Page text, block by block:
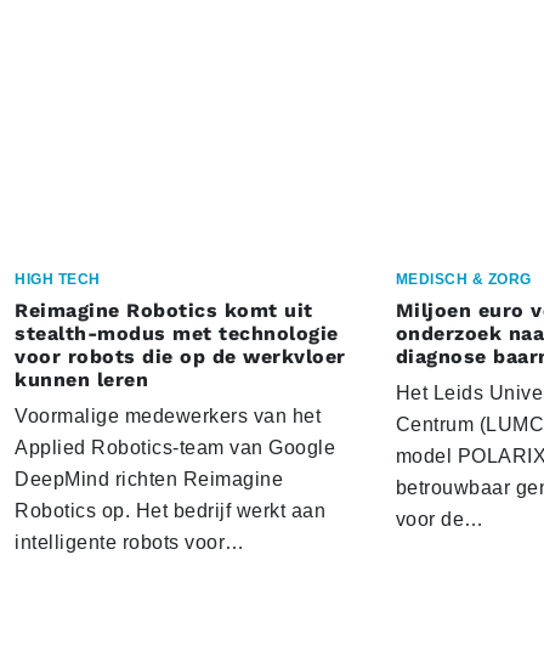
HIGH TECH
Reimagine Robotics komt uit
stealth-modus met technologie
voor robots die op de werkvloer
kunnen leren
Voormalige medewerkers van het
Applied Robotics-team van Google
DeepMind richten Reimagine
Robotics op. Het bedrijf werkt aan
intelligente robots voor…
MEDISCH & ZORG
Miljoen euro
onderzoek
diagnose
Het Leids
Centrum
model
betrouwbaar
voor de…